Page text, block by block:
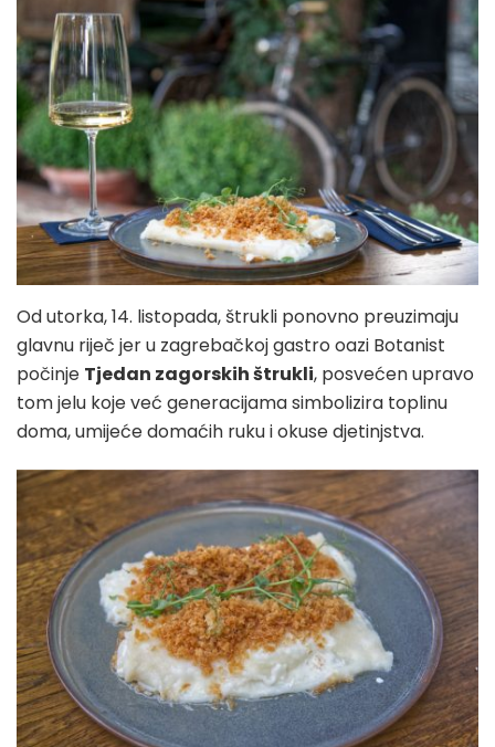
Od utorka, 14. listopada, štrukli ponovno preuzimaju
glavnu riječ jer u zagrebačkoj gastro oazi Botanist
počinje Tjedan zagorskih štrukli, posvećen upravo
tom jelu koje već generacijama simbolizira toplinu
doma, umijeće domaćih ruku i okuse djetinjstva.